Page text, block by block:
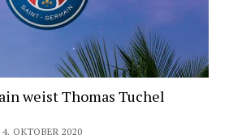
weist Thomas Tuchel
OKTOBER 2020